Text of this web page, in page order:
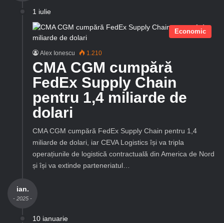
1 iulie
Economic
Alex Ionescu 1.210
CMA CGM cumpără
FedEx Supply Chain
pentru 1,4 miliarde de
dolari
CMA CGM cumpără FedEx Supply Chain pentru 1,4
miliarde de dolari, iar CEVA Logistics își va tripla
operațiunile de logistică contractuală din America de Nord
și își va extinde parteneriatul…
ian.
- 2025 -
10 ianuarie